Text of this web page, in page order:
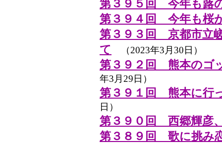
第３９５回 今年も蕗
第３９４回 今年も桜
第３９３回 京都市立
て （2023年3月30日）
第３９２回 熊本のゴ
年3月29日）
第３９１回 熊本に行
日）
第３９０回 西郷輝彦
第３８９回 歌に挑み